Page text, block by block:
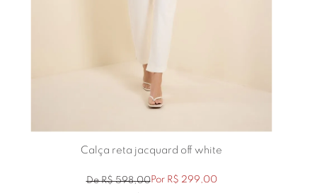
Calça reta jacquard off white
DeR$ 598,00Por R$ 299,00